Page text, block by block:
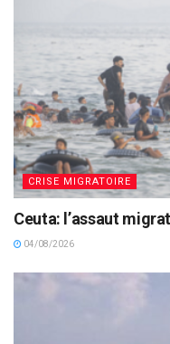
CRISE MIGRATOIRE
Ceuta: l’assaut
04/08/2026